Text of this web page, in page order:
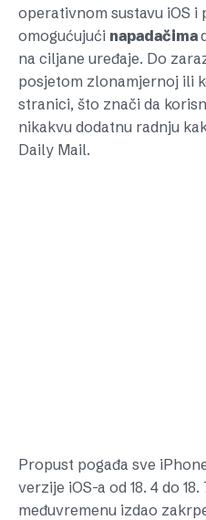
operativnom sustavu iOS i
omogućujući napadačima
na ciljane uređaje. Do
posjetom zlonamjernoj ili
stranici, što znači da
nikakvu dodatnu radnju
Daily Mail.
Propust pogađa sve
verzije iOS-a od 18. 4 do
međuvremenu izdao